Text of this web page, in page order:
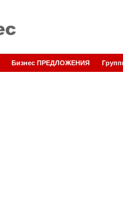
Бизнес ПРЕДЛОЖЕНИЯ